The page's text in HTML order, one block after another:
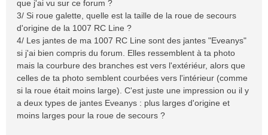
que j'ai vu sur ce forum ?
3/ Si roue galette, quelle est la taille de la roue de secours
d'origine de la 1007 RC Line ?
4/ Les jantes de ma 1007 RC Line sont des jantes "Eveanys"
si j'ai bien compris du forum. Elles ressemblent à ta photo
mais la courbure des branches est vers l'extériéur, alors que
celles de ta photo semblent courbées vers l'intérieur (comme
si la roue était moins large). C'est juste une impression ou il y
a deux types de jantes Eveanys : plus larges d'origine et
moins larges pour la roue de secours ?